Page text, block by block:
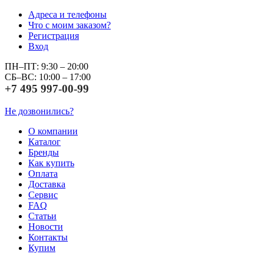
Адреса и телефоны
Что с моим заказом?
Регистрация
Вход
ПН–ПТ: 9:30 – 20:00
СБ–ВС: 10:00 – 17:00
+7 495 997-00-99
Не дозвонились?
О компании
Каталог
Бренды
Как купить
Оплата
Доставка
Сервис
FAQ
Статьи
Новости
Контакты
Купим